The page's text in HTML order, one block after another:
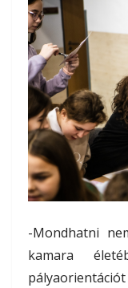
-Mondhatni
kamara